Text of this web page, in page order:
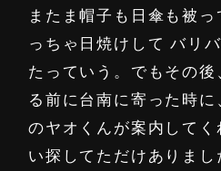
またま帽子も日傘も被
っちゃ日焼けして バリ
たっていう。でもその
る前に台南に寄った時
のヤオくんが案内して
い探してただけありま